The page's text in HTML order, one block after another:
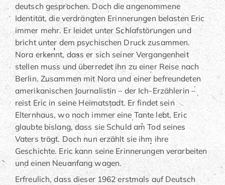
deutsch gesprochen. Doch die angenommene
Identität, die verdrängten Erinnerungen belasten Eric
immer mehr. Er leidet unter Schlafstörungen und
bricht unter dem psychischen Druck zusammen.
Nora erkennt, dass er sich seiner Vergangenheit
stellen muss und überredet ihn zu einer Reise nach
Berlin. Zusammen mit Nora und einer befreundeten
amerikanischen Journalistin – der Ich-Erzählerin –
reist Eric in seine Heimatstadt. Er findet sein
Elternhaus, wo noch immer eine Tante lebt. Eric
glaubte bislang, dass sie Schuld am Tod seines
Vaters trägt. Doch nun erzählt sie ihm ihre
Geschichte. Eric kann seine Erinnerungen verarbeiten
und einen Neuanfang wagen.
Erfreulich, dass dieser 1962 erstmals auf Deutsch